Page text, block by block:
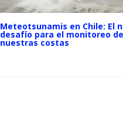
Meteotsunamis en Chile: El
desafío para el monitoreo de
nuestras costas